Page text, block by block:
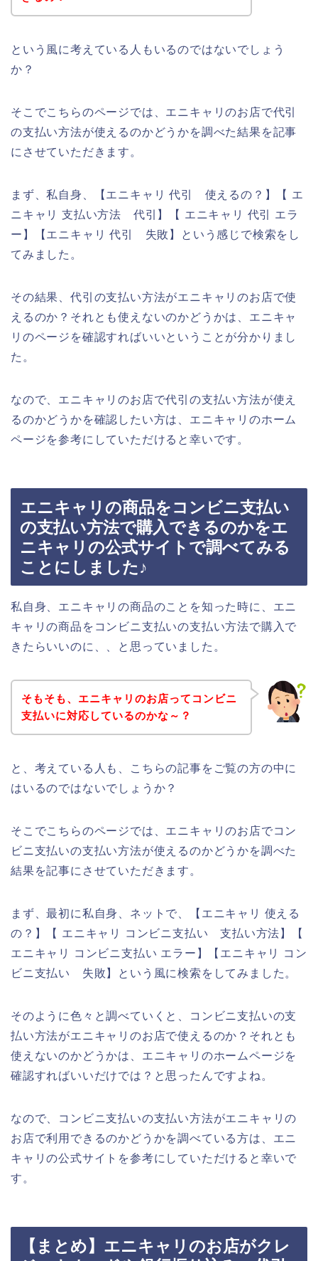
という風に考えている人もいるのではないでしょう
か？
そこでこちらのページでは、エニキャリのお店で代引
の支払い方法が使えるのかどうかを調べた結果を記事
にさせていただきます。
まず、私自身、【エニキャリ 代引 使えるの？】【 エ
ニキャリ 支払い方法 代引】【 エニキャリ 代引 エラ
ー】【エニキャリ 代引 失敗】という感じで検索をし
てみました。
その結果、代引の支払い方法がエニキャリのお店で使
えるのか？それとも使えないのかどうかは、エニキャ
リのページを確認すればいいということが分かりまし
た。
なので、エニキャリのお店で代引の支払い方法が使え
るのかどうかを確認したい方は、エニキャリのホーム
ページを参考にしていただけると幸いです。
エニキャリの商品をコンビニ支払い
の支払い方法で購入できるのかをエ
ニキャリの公式サイトで調べてみる
ことにしました♪
私自身、エニキャリの商品のことを知った時に、エニ
キャリの商品をコンビニ支払いの支払い方法で購入で
きたらいいのに、、と思っていました。
そもそも、エニキャリのお店ってコンビニ
支払いに対応しているのかな～？
と、考えている人も、こちらの記事をご覧の方の中に
はいるのではないでしょうか？
そこでこちらのページでは、エニキャリのお店でコン
ビニ支払いの支払い方法が使えるのかどうかを調べた
結果を記事にさせていただきます。
まず、最初に私自身、ネットで、【エニキャリ 使える
の？】【 エニキャリ コンビニ支払い 支払い方法】【
エニキャリ コンビニ支払い エラー】【エニキャリ コン
ビニ支払い 失敗】という風に検索をしてみました。
そのように色々と調べていくと、コンビニ支払いの支
払い方法がエニキャリのお店で使えるのか？それとも
使えないのかどうかは、エニキャリのホームページを
確認すればいいだけでは？と思ったんですよね。
なので、コンビニ支払いの支払い方法がエニキャリの
お店で利用できるのかどうかを調べている方は、エニ
キャリの公式サイトを参考にしていただけると幸いで
す。
【まとめ】エニキャリのお店がクレ